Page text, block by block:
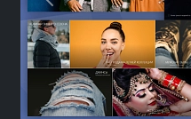
Previous